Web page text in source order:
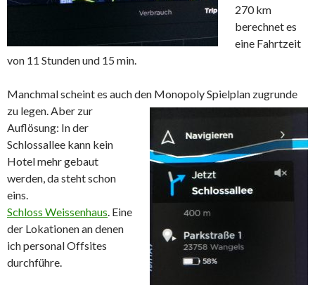
270 km
berechnet es
eine Fahrtzeit
von 11 Stunden und 15 min.
Manchmal scheint es auch den MonopolySpielplan zugrunde
zu legen. Aber zur
Auflösung: In der
Schlossallee kann kein
Hotel mehr gebaut
werden, da steht schon
eins.
Schloss Weissenhaus. Eine
der Lokationen an denen
ich personal Offsites
durchführe.